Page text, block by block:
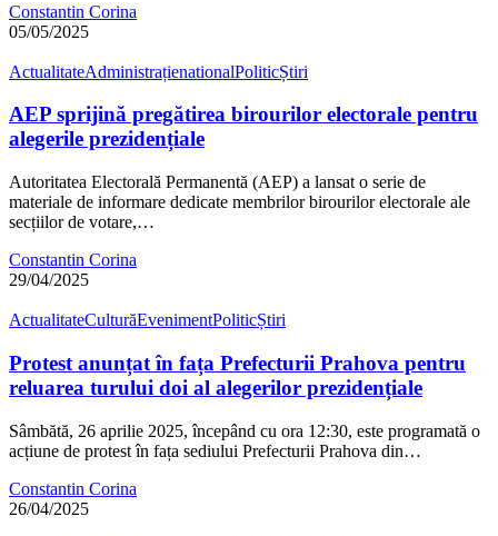
Constantin Corina
05/05/2025
ActualitateAdministrațienationalPoliticȘtiri
AEP sprijină pregătirea birourilor electorale pentru
alegerile prezidențiale
Autoritatea Electorală Permanentă (AEP) a lansat o serie de
materiale de informare dedicate membrilor birourilor electorale ale
secțiilor de votare,…
Constantin Corina
29/04/2025
ActualitateCulturăEvenimentPoliticȘtiri
Protest anunțat în fața Prefecturii Prahova pentru
reluarea turului doi al alegerilor prezidențiale
Sâmbătă, 26 aprilie 2025, începând cu ora 12:30, este programată o
acțiune de protest în fața sediului Prefecturii Prahova din…
Constantin Corina
26/04/2025